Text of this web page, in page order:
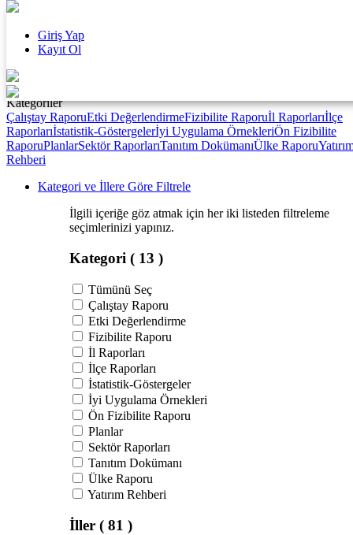
Kapat
Giriş Yap
Kayıt Ol
KAPAT
Kalkınma Kütüphanesi
Nedir ?
Politikası
Kategoriler
Çalıştay RaporuEtki DeğerlendirmeFizibilite Raporuİl Raporlarıİlçe
Raporlarıİstatistik-Göstergelerİyi Uygulama ÖrnekleriÖn Fizibilite
RaporuPlanlarSektör RaporlarıTanıtım DokümanıÜlke Raporu
Rehberi
Kategori ve İllere Göre Filtrele
İlgili içeriğe göz atmak için her iki listeden filtreleme
seçimlerinizi yapınız.
Kategori ( 13 )
Tümünü Seç
Çalıştay Raporu
Etki Değerlendirme
Fizibilite Raporu
İl Raporları
İlçe Raporları
İstatistik-Göstergeler
İyi Uygulama Örnekleri
Ön Fizibilite Raporu
Planlar
Sektör Raporları
Tanıtım Dokümanı
Ülke Raporu
Yatırım Rehberi
İller ( 81 )